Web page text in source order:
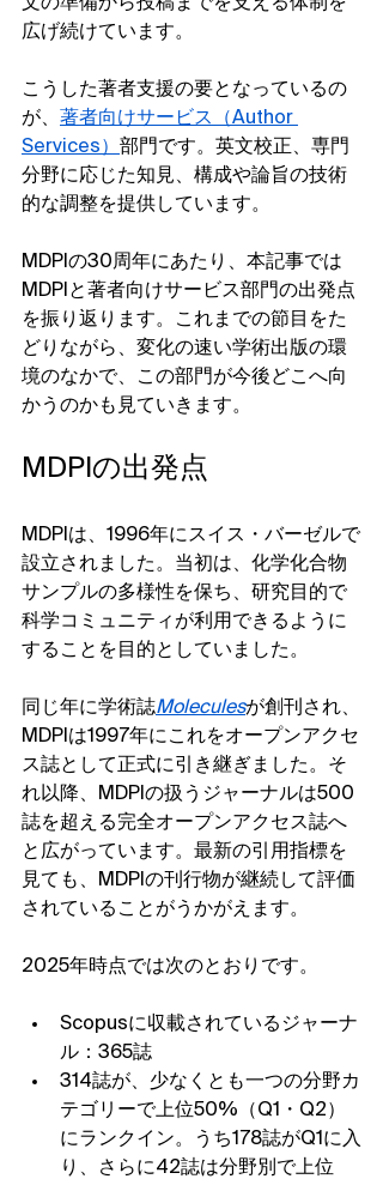
広げ続けています。
こうした著者支援の要となっているの
が、 著者向けサービス（Author
Services） 部門です。英文校正、専門
分野に応じた知見、構成や論旨の技術
的な調整を提供しています。
MDPIの30周年にあたり、本記事では
MDPIと著者向けサービス部門の出発点
を振り返ります。これまでの節目をた
どりながら、変化の速い学術出版の環
境のなかで、この部門が今後どこへ向
かうのかも見ていきます。
MDPIの出発点
MDPIは、1996年にスイス・バーゼルで
設立されました。当初は、化学化合物
サンプルの多様性を保ち、研究目的で
科学コミュニティが利用できるように
することを目的としていました。
同じ年に学術誌Moleculesが創刊され、
MDPIは1997年にこれをオープンアクセ
ス誌として正式に引き継ぎました。そ
れ以降、MDPIの扱うジャーナルは500
誌を超える完全オープンアクセス誌へ
と広がっています。最新の引用指標を
見ても、MDPIの刊行物が継続して評価
されていることがうかがえます。
2025年時点では次のとおりです。
Scopusに収載されているジャーナ
ル：365誌
314誌が、少なくとも一つの分野カ
テゴリーで上位50%（Q1・Q2）
にランクイン。うち178誌がQ1に入
り、さらに42誌は分野別で上位